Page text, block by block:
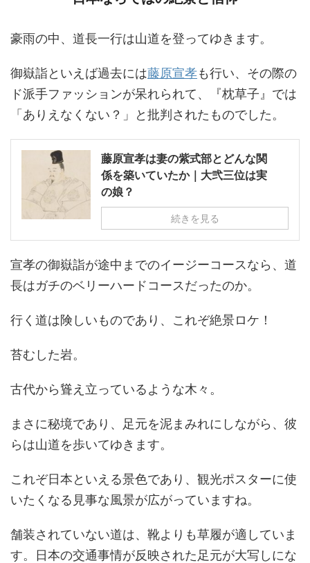
豪雨の中、道長一行は山道を登ってゆきます。
御嶽詣といえば過去には藤原宣孝も行い、その際の
ド派手ファッションが呆れられて、『枕草子』では
「ありえなくない？」と批判されたものでした。
藤原宣孝は妻の紫式部とどんな関
係を築いていたか｜大弐三位は実
の娘？
続きを見る
宣孝の御嶽詣が途中までのイージーコースなら、道
長はガチのベリーハードコースだったのか。
行く道は険しいものであり、これぞ絶景ロケ！
苔むした岩。
古代から聳え立っているような木々。
まさに秘境であり、足元を泥まみれにしながら、彼
らは山道を歩いてゆきます。
これぞ日本といえる景色であり、観光ポスターに使
いたくなる見事な風景が広がっていますね。
舗装されていない道は、靴よりも草履が適していま
す。日本の交通事情が反映された足元が大写しにな